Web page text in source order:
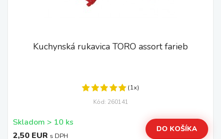
Kuchynská rukavica TORO assort farieb
(1x)
Kód: 260141
Skladom > 10 ks
2,50 EUR s DPH
DO KOŠÍKA